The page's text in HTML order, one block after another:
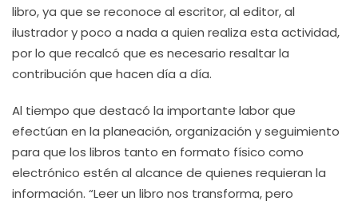
libro, ya que se reconoce al escritor, al editor, al
ilustrador y poco a nada a quien realiza esta actividad,
por lo que recalcó que es necesario resaltar la
contribución que hacen día a día.
Al tiempo que destacó la importante labor que
efectúan en la planeación, organización y seguimiento
para que los libros tanto en formato físico como
electrónico estén al alcance de quienes requieran la
información. “Leer un libro nos transforma, pero